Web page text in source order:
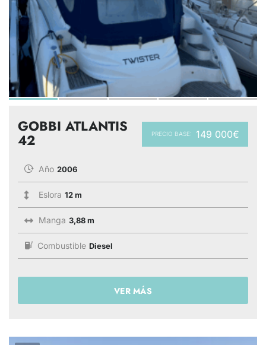
PRECIO BASE: 149 000€
GOBBI ATLANTIS
42
Año 2006
Eslora 12 m
Manga 3,88 m
Combustible Diesel
VER MÁS